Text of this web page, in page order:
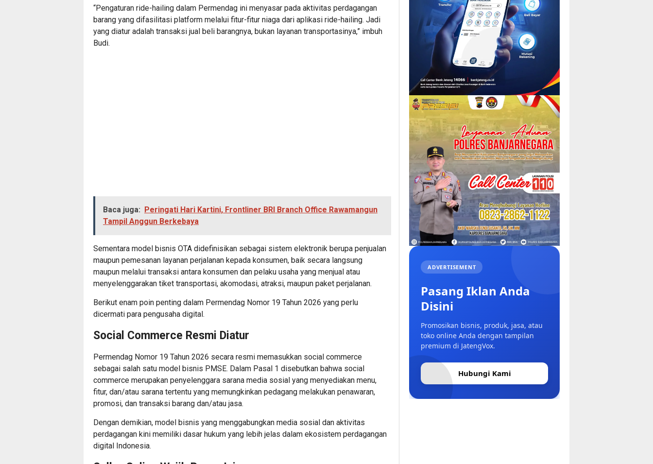
“Pengaturan ride-hailing dalam Permendag ini menyasar pada aktivitas perdagangan
barang yang difasilitasi platform melalui fitur-fitur niaga dari aplikasi ride-hailing. Jadi
yang diatur adalah transaksi jual beli barangnya, bukan layanan transportasinya,” imbuh
Budi.
Baca juga: Peringati Hari Kartini, Frontliner BRI Branch Office Rawamangun
Tampil Anggun Berkebaya
Sementara model bisnis OTA didefinisikan sebagai sistem elektronik berupa penjualan
maupun pemesanan layanan perjalanan kepada konsumen, baik secara langsung
maupun melalui transaksi antara konsumen dan pelaku usaha yang menjual atau
menyelenggarakan tiket transportasi, akomodasi, atraksi, maupun paket perjalanan.
Berikut enam poin penting dalam Permendag Nomor 19 Tahun 2026 yang perlu
dicermati para pengusaha digital.
Social Commerce Resmi Diatur
Permendag Nomor 19 Tahun 2026 secara resmi memasukkan social commerce
sebagai salah satu model bisnis PMSE. Dalam Pasal 1 disebutkan bahwa social
commerce merupakan penyelenggara sarana media sosial yang menyediakan menu,
fitur, dan/atau sarana tertentu yang memungkinkan pedagang melakukan penawaran,
promosi, dan transaksi barang dan/atau jasa.
Dengan demikian, model bisnis yang menggabungkan media sosial dan aktivitas
perdagangan kini memiliki dasar hukum yang lebih jelas dalam ekosistem perdagangan
digital Indonesia.
ADVERTISEMENT
Pasang Iklan Anda
Disini
Promosikan bisnis, produk, jasa, atau
toko online Anda dengan tampilan
premium di JatengVox.
Hubungi Kami